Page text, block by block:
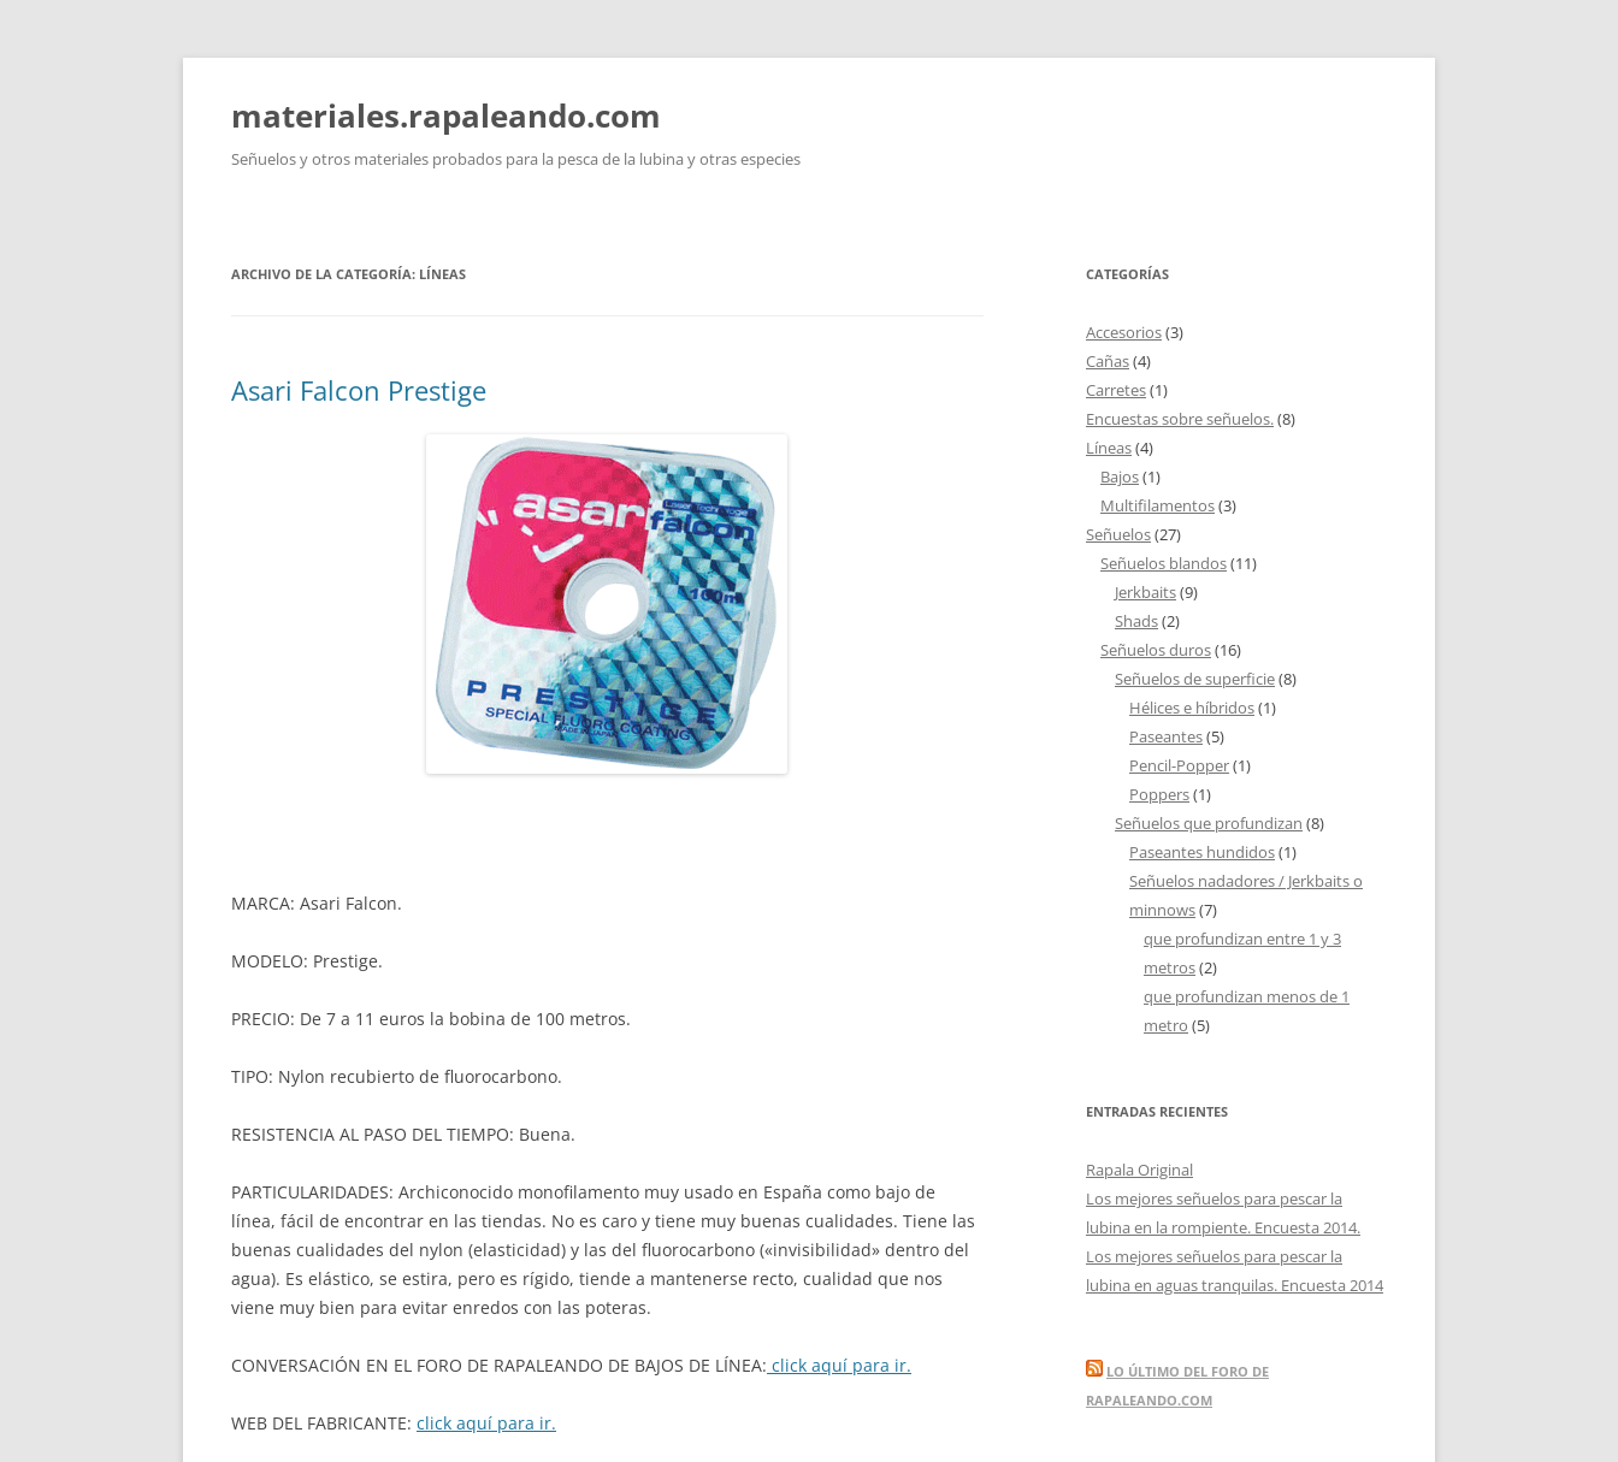
Saltar
materiales.rapaleando.com
Señuelos y otros materiales probados para la pesca de la lubina y otras especies
ARCHIVO DE LA CATEGORÍA: LÍNEAS
Asari Falcon Prestige
MARCA: Asari Falcon.
MODELO: Prestige.
PRECIO: De 7 a 11 euros la bobina de 100 metros.
TIPO: Nylon recubierto de fluorocarbono.
RESISTENCIA AL PASO DEL TIEMPO: Buena.
PARTICULARIDADES: Archiconocido monofilamento muy usado en España como bajo de
línea, fácil de encontrar en las tiendas. No es caro y tiene muy buenas cualidades. Tiene las
buenas cualidades del nylon (elasticidad) y las del fluorocarbono («invisibilidad» dentro del
agua). Es elástico, se estira, pero es rígido, tiende a mantenerse recto, cualidad que nos
viene muy bien para evitar enredos con las poteras.
CONVERSACIÓN EN EL FORO DE RAPALEANDO DE BAJOS DE LÍNEA: click aquí para ir.
WEB DEL FABRICANTE: click aquí para ir.
CATEGORÍAS
Accesorios(3)
Cañas(4)
Carretes(1)
Encuestas sobre señuelos.(8)
Líneas(4)
Bajos(1)
Multifilamentos(3)
Señuelos(27)
Señuelos blandos(11)
Jerkbaits(9)
Shads(2)
Señuelos duros(16)
Señuelos de superficie(8)
Hélices e híbridos(1)
Paseantes(5)
Pencil-Popper(1)
Poppers(1)
Señuelos que profundizan (8)
Paseantes hundidos(1)
Señuelos nadadores / Jerkbaits o
minnows(7)
que profundizan entre 1 y 3
metros(2)
que profundizan menos de 1
metro (5)
ENTRADAS RECIENTES
Rapala Original
Los mejores señuelos para pescar la
lubina en la rompiente. Encuesta 2014.
Los mejores señuelos para pescar la
lubina en aguas tranquilas. Encuesta 2014
LO ÚLTIMO DEL FORO DE
RAPALEANDO.COM